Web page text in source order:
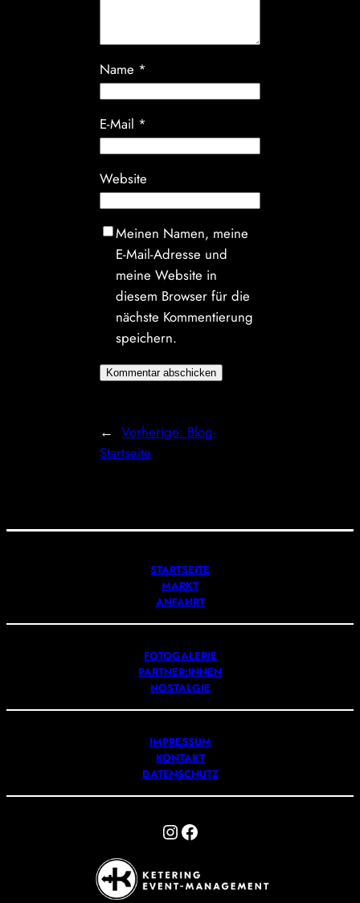
Name *
E-Mail *
Website
Meinen Namen, meine
E-Mail-Adresse und
meine Website in
diesem Browser für die
nächste Kommentierung
speichern.
← Vorherige: Blog-
Startseite
STARTSEITE
MARKT
ANFAHRT
FOTOGALERIE
PARTNER:INNEN
NOSTALGIE
IMPRESSUM
KONTAKT
DATENSCHUTZ
Instagram Facebook